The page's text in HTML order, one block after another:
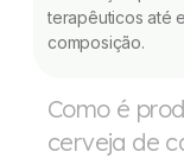
terapêuticos até
composição.
Como é
cerveja de